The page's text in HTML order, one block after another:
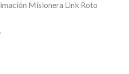
Misionera Link Roto